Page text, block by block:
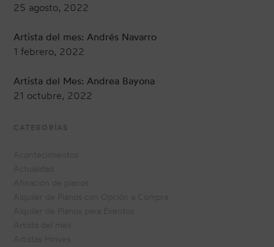
25 agosto, 2022
Artista del mes: Andrés Navarro
1 febrero, 2022
Artista del Mes: Andrea Bayona
21 octubre, 2022
CATEGORÍAS
Acontecimientos
Actualidad
Afinación de pianos
Alquiler de Pianos con Opción a Compra
Alquiler de Pianos para Eventos
Artista del mes
Artistas Hinves